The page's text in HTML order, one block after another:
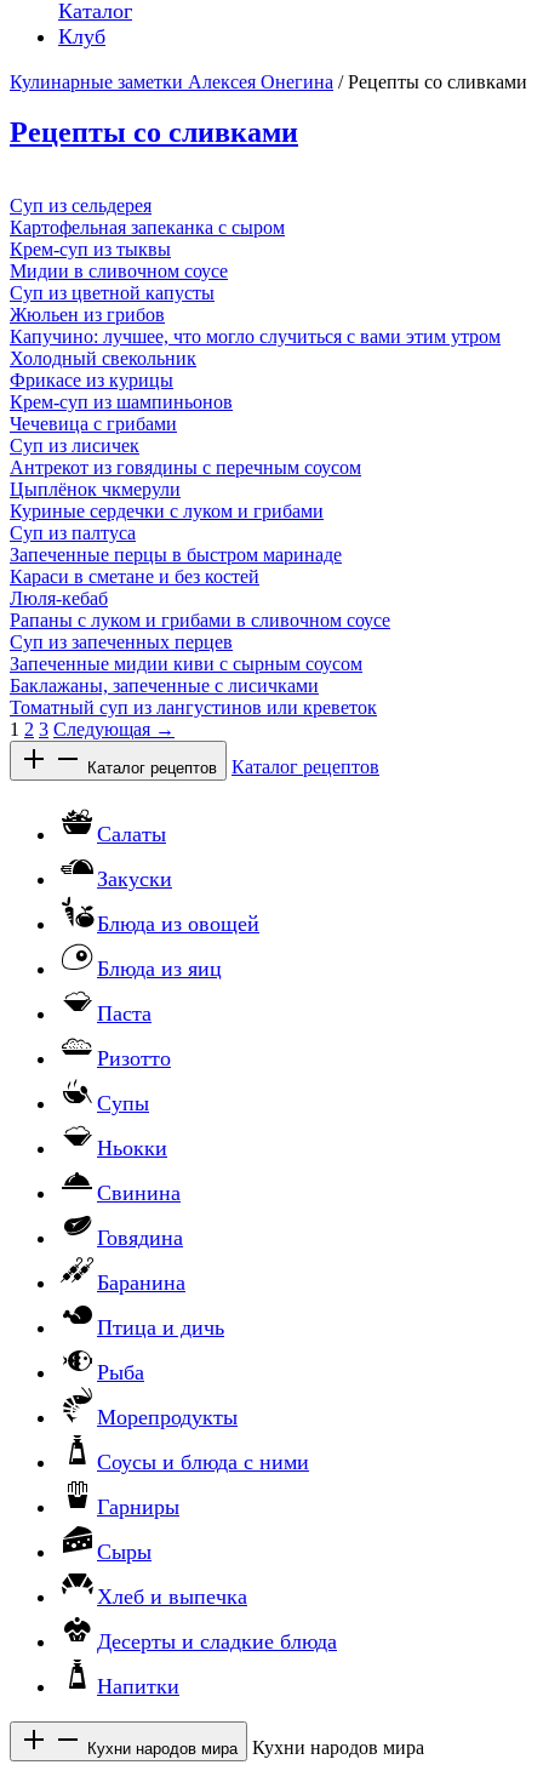
Каталог
Клуб
Кулинарные заметки Алексея Онегина / Рецепты со сливками
Рецепты со сливками
Суп из сельдерея
Картофельная запеканка с сыром
Крем-суп из тыквы
Мидии в сливочном соусе
Суп из цветной капусты
Жюльен из грибов
Капучино: лучшее, что могло случиться с вами этим утром
Холодный свекольник
Фрикасе из курицы
Крем-суп из шампиньонов
Чечевица с грибами
Суп из лисичек
Антрекот из говядины с перечным соусом
Цыплёнок чкмерули
Куриные сердечки с луком и грибами
Суп из палтуса
Запеченные перцы в быстром маринаде
Караси в сметане и без костей
Люля-кебаб
Рапаны с луком и грибами в сливочном соусе
Суп из запеченных перцев
Запеченные мидии киви с сырным соусом
Баклажаны, запеченные с лисичками
Томатный суп из лангустинов или креветок
1 2 3 Следующая →
Каталог рецептов Каталог рецептов
Салаты
Закуски
Блюда из овощей
Блюда из яиц
Паста
Ризотто
Супы
Ньокки
Свинина
Говядина
Баранина
Птица и дичь
Рыба
Морепродукты
Соусы и блюда с ними
Гарниры
Сыры
Хлеб и выпечка
Десерты и сладкие блюда
Напитки
Кухни народов мира Кухни народов мира